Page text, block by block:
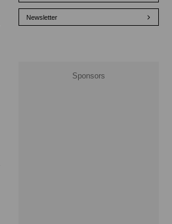
Newsletter